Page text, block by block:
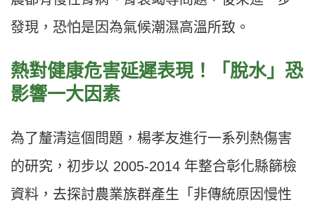
發現，恐怕是因為氣候潮濕高溫所致。
熱對健康危害延遲表現！「脫水」恐
影響一大因素
為了釐清這個問題，楊孝友進行一系列熱傷害
的研究，初步以 2005-2014 年整合彰化縣篩檢
資料，去探討農業族群產生「非傳統原因慢性